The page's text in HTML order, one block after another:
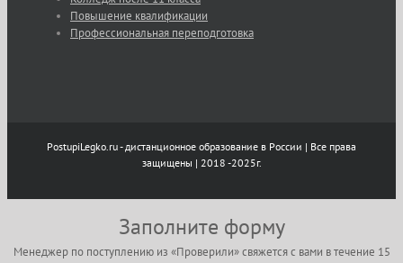
Повышение квалификации
Профессиональная переподготовка
PostupiLegko.ru - дистанционное образование в России | Все права
защищены | 2018 -2025г.
Заполните форму
Менеджер по поступлению из «Проверили» свяжется с вами в течение 15